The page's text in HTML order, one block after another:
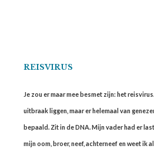
REISVIRUS
Je zou er maar mee besmet zijn: het
uitbraak liggen, maar er helemaal van
bepaald. Zit in de DNA. Mijn vader had er
mijn oom, broer, neef, achterneef en weet ik